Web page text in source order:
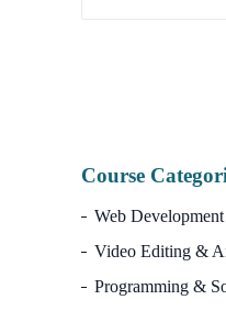
Course
Web Development
Video Editing &
Programming &